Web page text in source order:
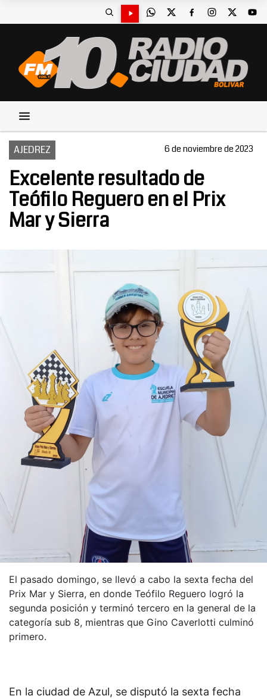
AJEDREZ 6 de noviembre de 2023
Excelente resultado de
Teófilo Reguero en el Prix
Mar y Sierra
El pasado domingo, se llevó a cabo la sexta fecha del
Prix Mar y Sierra, en donde Teófilo Reguero logró la
segunda posición y terminó tercero en la general de la
categoría sub 8, mientras que Gino Caverlotti culminó
primero.
En la ciudad de Azul, se disputó la sexta fecha